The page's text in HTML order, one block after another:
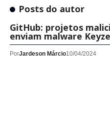
Posts do autor
GitHub: projetos
enviam malware
PorJardeson Márcio10/04/2024